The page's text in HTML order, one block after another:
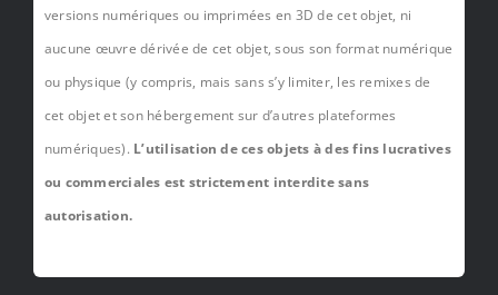
versions numériques ou imprimées en 3D de cet objet, ni
aucune œuvre dérivée de cet objet, sous son format numérique
ou physique (y compris, mais sans s’y limiter, les remixes de
cet objet et son hébergement sur d’autres plateformes
numériques). L’utilisation de ces objets à des fins lucratives
ou commerciales est strictement interdite sans
autorisation.